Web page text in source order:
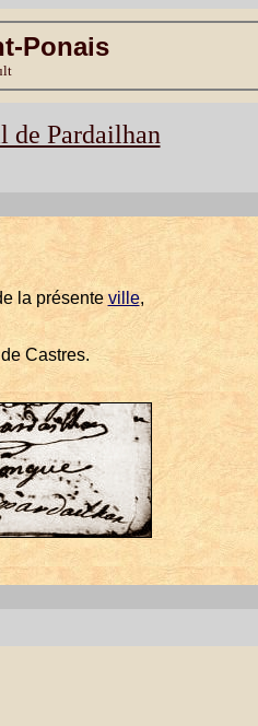
Ponais
de Pardailhan
la présente ville,
Castres.